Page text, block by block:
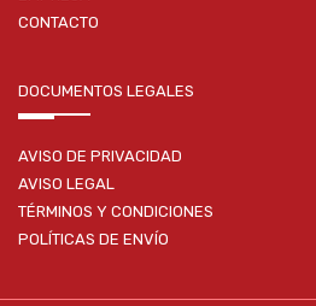
CONTACTO
DOCUMENTOS LEGALES
AVISO DE PRIVACIDAD
AVISO LEGAL
TÉRMINOS Y CONDICIONES
POLÍTICAS DE ENVÍO